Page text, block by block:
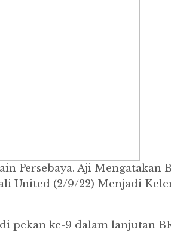
Persebaya. Aji
United (2/9/22) Menjadi
pekan ke-9 dalam lanjutan